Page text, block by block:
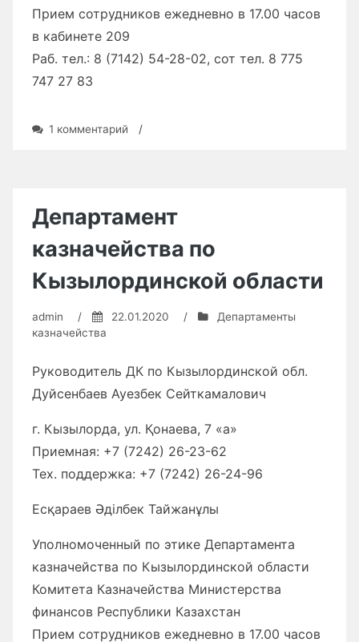
Прием сотрудников ежедневно в 17.00 часов
в кабинете 209
Раб. тел.: 8 (7142) 54-28-02, сот тел. 8 775
747 27 83
1 комментарийк
области
/
Департамент
казначейства по
Кызылординской области
admin / 22.01.2020 /
Департаменты
казначейства
Руководитель ДК по Кызылординской обл.
Дуйсенбаев Ауезбек Сейткамалович
г. Кызылорда, ул. Қонаева, 7 «а»
Приемная: +7 (7242) 26-23-62
Тех. поддержка: +7 (7242) 26-24-96
Есқараев Әділбек Тайжанұлы
Уполномоченный по этике Департамента
казначейства по Кызылординской области
Комитета Казначейства Министерства
финансов Республики Казахстан
Прием сотрудников ежедневно в 17.00 часов